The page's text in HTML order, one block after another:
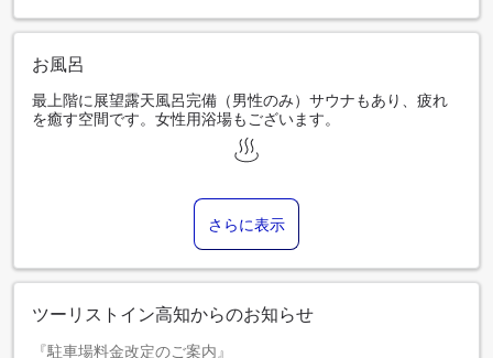
お風呂
最上階に展望露天風呂完備（男性のみ）サウナもあり、疲れ
を癒す空間です。女性用浴場もございます。
さらに表示
ツーリストイン高知からのお知らせ
『駐車場料金改定のご案内』